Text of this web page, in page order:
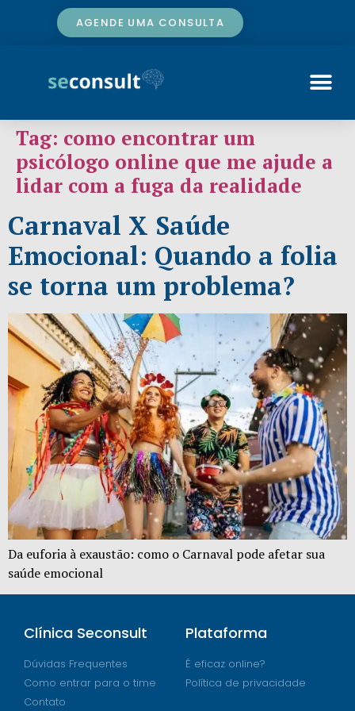
AGENDE UMA CONSULTA
Tag: como encontrar um
psicólogo online que me ajude a
lidar com a fuga da realidade
Carnaval X Saúde
Emocional: Quando a folia
se torna um problema?
Da euforia à exaustão: como o Carnaval pode afetar sua
saúde emocional
Clínica Seconsult
Dúvidas Frequentes
Como entrar para o time
Contato
Plataforma
É eficaz online?
Política de privacidade